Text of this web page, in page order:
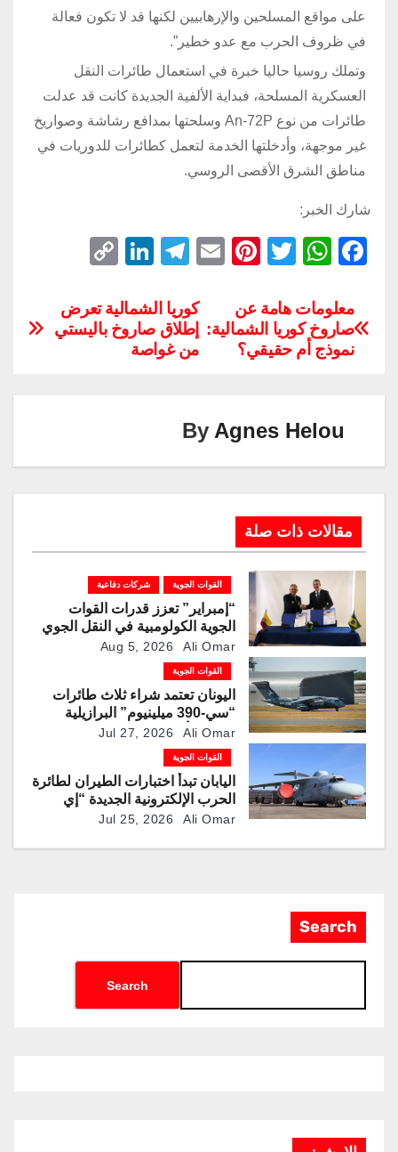
على مواقع المسلحين والإرهابيين لكنها قد لا تكون فعالة
في ظروف الحرب مع عدو خطير”.
وتملك روسيا حاليا خبرة في استعمال طائرات النقل
العسكرية المسلحة، فبداية الألفية الجديدة كانت قد عدلت
طائرات من نوع An-72P وسلحتها بمدافع رشاشة وصواريخ
غير موجهة، وأدخلتها الخدمة لتعمل كطائرات للدوريات في
مناطق الشرق الأقصى الروسي.
شارك الخبر:
F
c
e
b
o
W
at
s
A
p
T
tt
er
Pi
e
E
ail
T
e
gr
a
Li
k
e
p
y
كوريا الشمالية تعرض
إطلاق صاروخ باليستي
من غواصة
معلومات هامة عن
صاروخ كوريا الشمالية:
نموذج أم حقيقي؟
By Agnes Helou
مقالات ذات صلة
القوات الجوية شركات دفاعية
“إمبراير” تعزز قدرات القوات
الجوية الكولومبية في النقل الجوي
والتزوّد بالوقود جوًا من خلال
ميلينيوم”
Aug 5, 2026 Ali Omar
القوات الجوية
اليونان تعتمد شراء ثلاث طائرات
“سي-390 ميلينيوم” البرازيلية
لتحديث أسطول النقل العسكري
Jul 27, 2026 Ali Omar
القوات الجوية
اليابان تبدأ اختبارات الطيران لطائرة
الحرب الإلكترونية الجديدة “إي
سي-2”
Jul 25, 2026 Ali Omar
Search
Search